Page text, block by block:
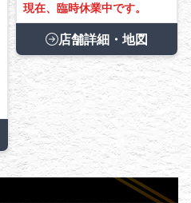
現在、臨時休業中です。
店舗詳細・地図